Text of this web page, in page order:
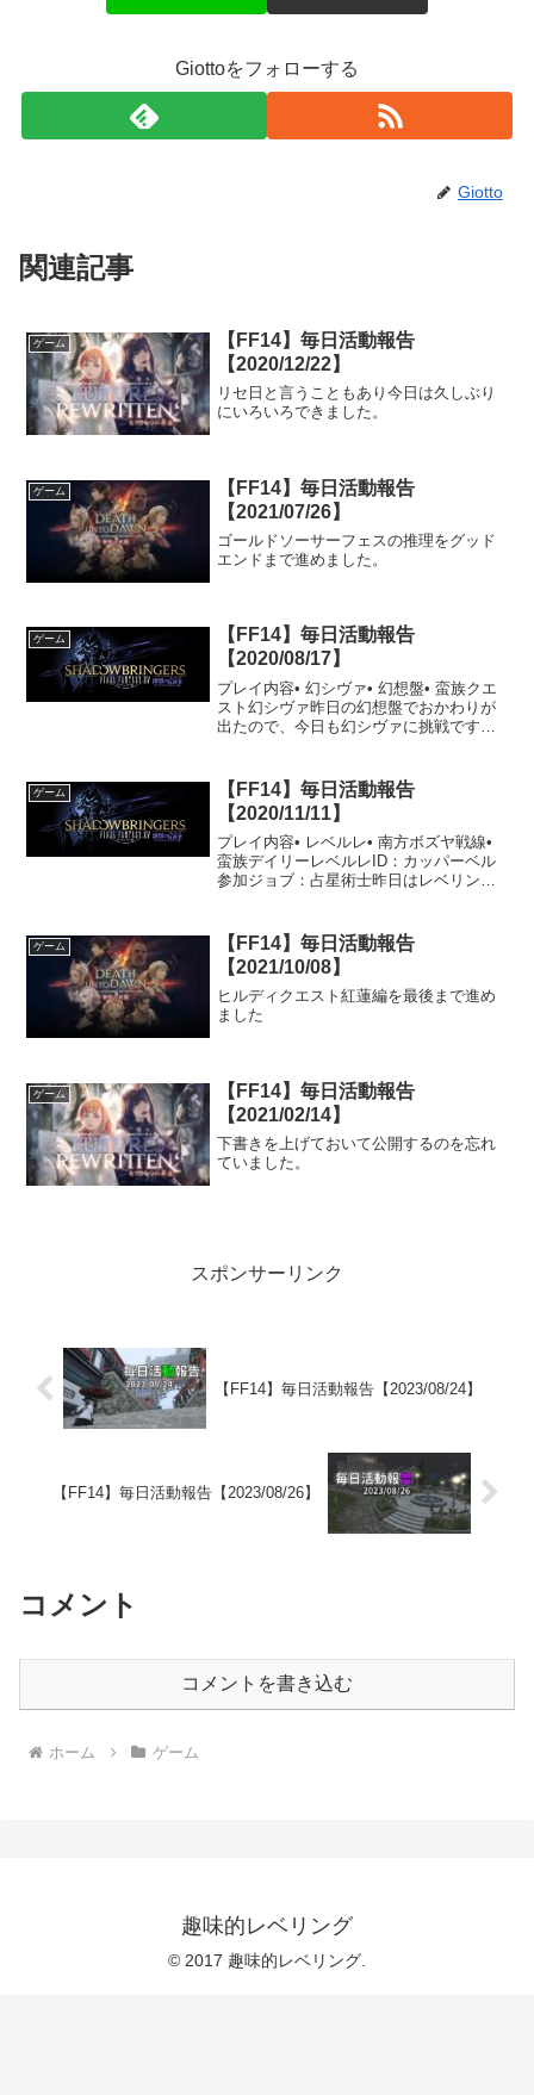
Giottoをフォローする
Giotto
関連記事
ゲーム
【FF14】毎日活動報告
【2020/12/22】
リセ日と言うこともあり今日は久しぶり
にいろいろできました。
ゲーム
【FF14】毎日活動報告
【2021/07/26】
ゴールドソーサーフェスの推理をグッド
エンドまで進めました。
ゲーム
【FF14】毎日活動報告
【2020/08/17】
プレイ内容• 幻シヴァ• 幻想盤• 蛮族クエ
スト幻シヴァ昨日の幻想盤でおかわりが
出たので、今日も幻シヴァに挑戦です。
クリアできました。また1時間近くシヴァ
に使って...
ゲーム
【FF14】毎日活動報告
【2020/11/11】
プレイ内容• レベルレ• 南方ボズヤ戦線•
蛮族デイリーレベルレID：カッパーベル
参加ジョブ：占星術士昨日はレベリング
ベル自体が低いこともあって、今日も低
レベルIDです...
ゲーム
【FF14】毎日活動報告
【2021/10/08】
ヒルディクエスト紅蓮編を最後まで進め
ました
ゲーム
【FF14】毎日活動報告
【2021/02/14】
下書きを上げておいて公開するのを忘れ
ていました。
スポンサーリンク
【FF14】毎日活動報告【2023/08/24】
【FF14】毎日活動報告【2023/08/26】
コメント
コメントを書き込む
ホーム ゲーム
趣味的レベリング
© 2017 趣味的レベリング.